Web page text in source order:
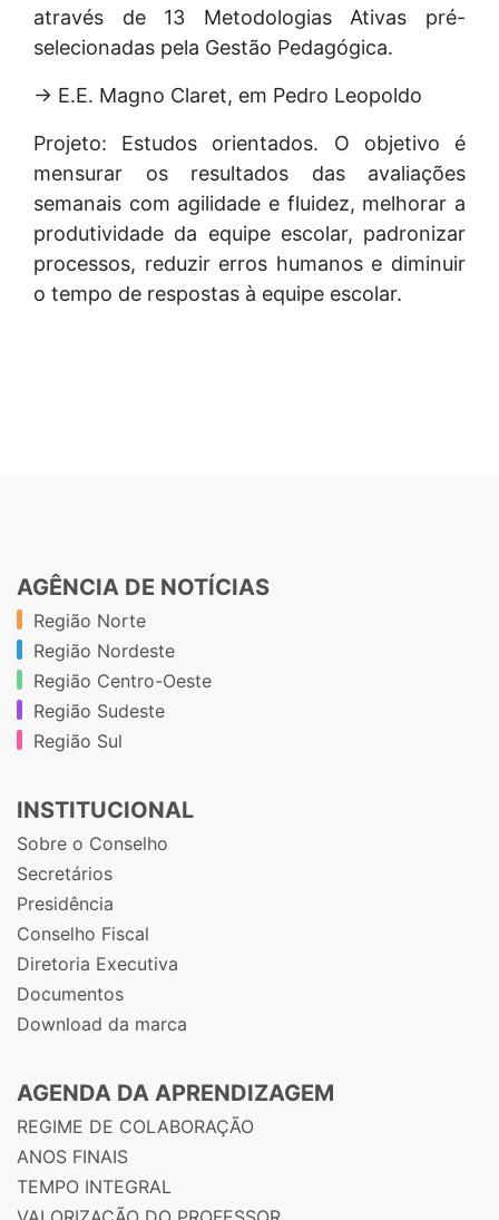
através de 13 Metodologias Ativas pré-
selecionadas pela Gestão Pedagógica.
→ E.E. Magno Claret, em Pedro Leopoldo
Projeto: Estudos orientados. O objetivo é
mensurar os resultados das avaliações
semanais com agilidade e fluidez, melhorar a
produtividade da equipe escolar, padronizar
processos, reduzir erros humanos e diminuir
o tempo de respostas à equipe escolar.
AGÊNCIA DE NOTÍCIAS
Região Norte
Região Nordeste
Região Centro-Oeste
Região Sudeste
Região Sul
INSTITUCIONAL
Sobre o Conselho
Secretários
Presidência
Conselho Fiscal
Diretoria Executiva
Documentos
Download da marca
AGENDA DA APRENDIZAGEM
REGIME DE COLABORAÇÃO
ANOS FINAIS
TEMPO INTEGRAL